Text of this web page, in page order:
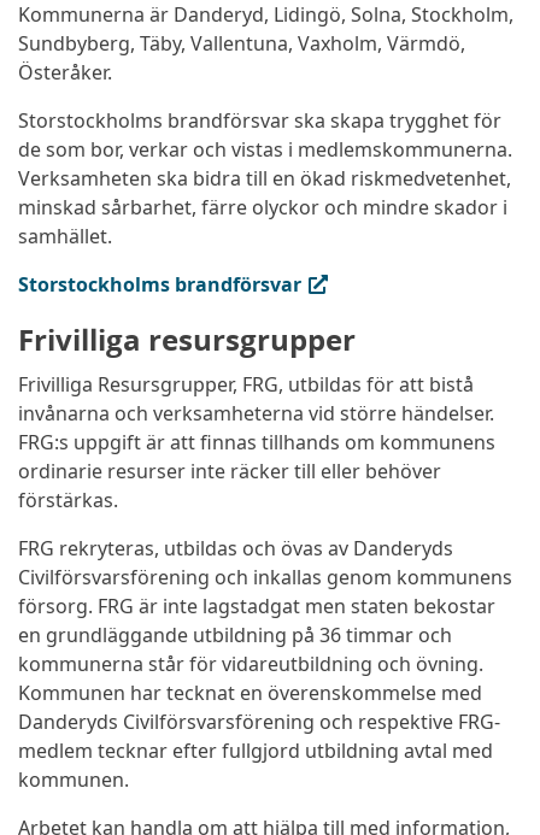
Kommunerna är Danderyd, Lidingö, Solna, Stockholm,
Sundbyberg, Täby, Vallentuna, Vaxholm, Värmdö,
Österåker.
Storstockholms brandförsvar ska skapa trygghet för
de som bor, verkar och vistas i medlemskommunerna.
Verksamheten ska bidra till en ökad riskmedvetenhet,
minskad sårbarhet, färre olyckor och mindre skador i
samhället.
Storstockholms brandförsvar
(extern länk, öppnas i ny flik)
Frivilliga resursgrupper
Frivilliga Resursgrupper, FRG, utbildas för att bistå
invånarna och verksamheterna vid större händelser.
FRG:s uppgift är att finnas tillhands om kommunens
ordinarie resurser inte räcker till eller behöver
förstärkas.
FRG rekryteras, utbildas och övas av Danderyds
Civilförsvarsförening och inkallas genom kommunens
försorg. FRG är inte lagstadgat men staten bekostar
en grundläggande utbildning på 36 timmar och
kommunerna står för vidareutbildning och övning.
Kommunen har tecknat en överenskommelse med
Danderyds Civilförsvarsförening och respektive FRG-
medlem tecknar efter fullgjord utbildning avtal med
kommunen.
Arbetet kan handla om att hjälpa till med information,